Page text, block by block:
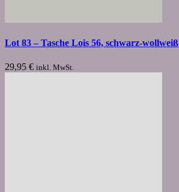
Lot 83 – Tasche Lois 56, schwarz-wollweiß
29,95 € inkl. MwSt.